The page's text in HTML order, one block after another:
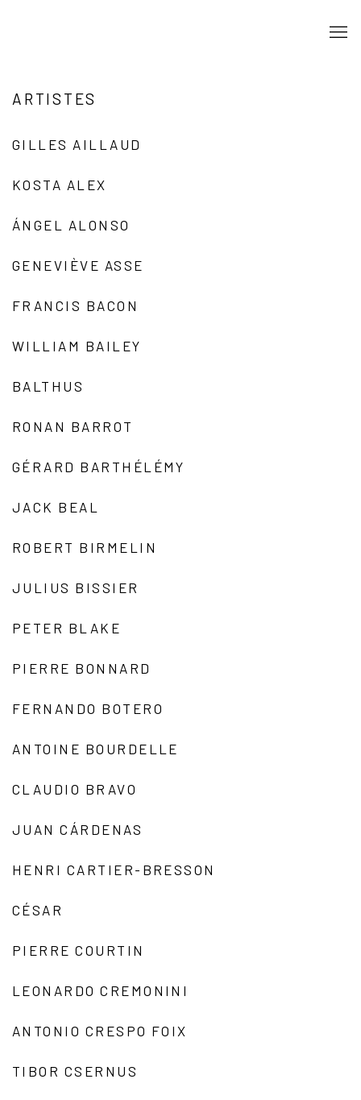
ARTISTES
GILLES AILLAUD
KOSTA ALEX
ÁNGEL ALONSO
GENEVIÈVE ASSE
FRANCIS BACON
WILLIAM BAILEY
BALTHUS
RONAN BARROT
GÉRARD BARTHÉLÉMY
JACK BEAL
ROBERT BIRMELIN
JULIUS BISSIER
PETER BLAKE
PIERRE BONNARD
FERNANDO BOTERO
ANTOINE BOURDELLE
CLAUDIO BRAVO
JUAN CÁRDENAS
HENRI CARTIER-BRESSON
CÉSAR
PIERRE COURTIN
LEONARDO CREMONINI
ANTONIO CRESPO FOIX
TIBOR CSERNUS